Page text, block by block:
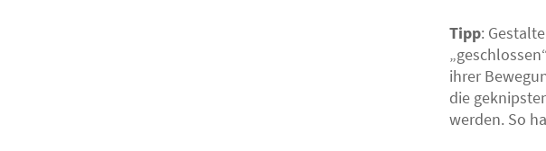
Tipp:
ihrer
die
werden. So